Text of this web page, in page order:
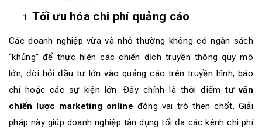
Tối ưu hóa chi phí quảng cáo
Các doanh nghiệp vừa và nhỏ thường không có ngân sách
“khủng” để thực hiện các chiến dịch truyền thông quy mô
lớn, đòi hỏi đầu tư lớn vào quảng cáo trên truyền hình, báo
chí hoặc các sự kiện lớn. Đây chính là thời điểm tư vấn
chiến lược marketing online đóng vai trò then chốt. Giải
pháp này giúp doanh nghiệp tận dụng tối đa các kênh chi phí